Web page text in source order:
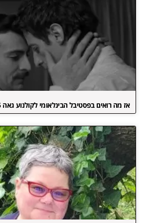
אז מה רואים בפסטיבל הבינלאומי לקולנוע גאה TLVFEST 2025?